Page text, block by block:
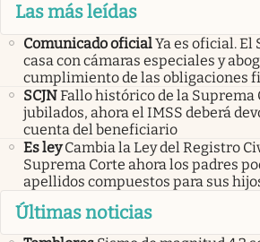
Las más leídas
Comunicado oficialYa es oficial. El
casa con cámaras especiales y
cumplimiento de las obligaciones
SCJNFallo histórico de la Suprema
jubilados, ahora el IMSS deberá
cuenta del beneficiario
Es ley Cambia la Ley del Registro
Suprema Corte ahora los padres
apellidos compuestos para sus
Últimas noticias